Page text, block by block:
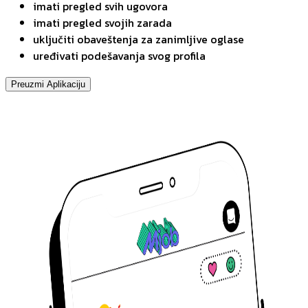
imati pregled svih ugovora
imati pregled svojih zarada
uključiti obaveštenja za zanimljive oglase
uređivati podešavanja svog profila
Preuzmi Aplikaciju